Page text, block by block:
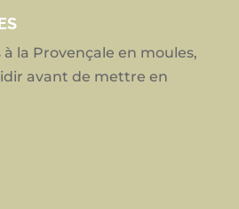
à la Provençale en moules,
avant de mettre en